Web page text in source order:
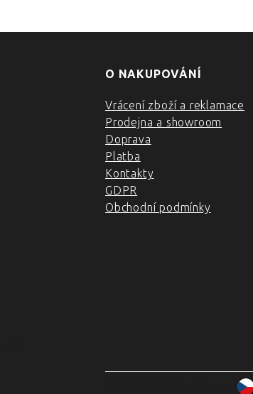
O NAKUPOVÁNÍ
Vrácení zboží a reklamace
Prodejna a showroom
Doprava
Platba
Kontakty
GDPR
Obchodní podmínky